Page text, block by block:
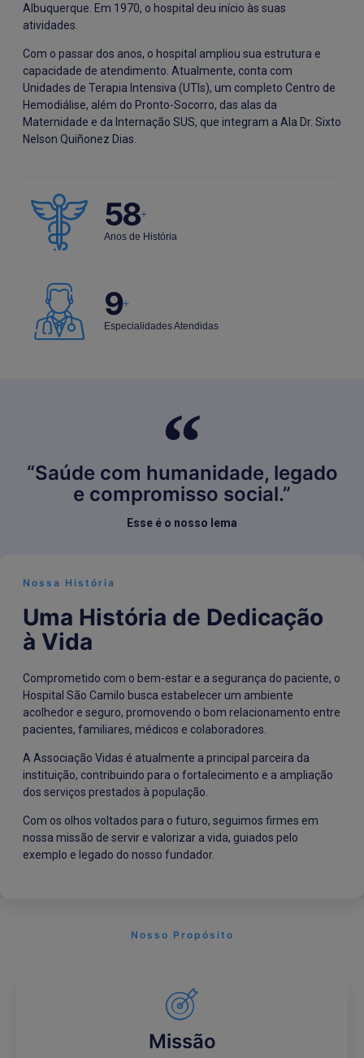
Albuquerque. Em 1970, o hospital deu início às suas
atividades.
Com o passar dos anos, o hospital ampliou sua estrutura e
capacidade de atendimento. Atualmente, conta com
Unidades de Terapia Intensiva (UTIs), um completo Centro de
Hemodiálise, além do Pronto-Socorro, das alas da
Maternidade e da Internação SUS, que integram a Ala Dr. Sixto
Nelson Quiñonez Dias.
58+
Anos de História
10
Especialidades Atendidas
Nossa História
Uma História de Dedicação
à Vida
Comprometido com o bem-estar e a segurança do paciente, o
Hospital São Camilo busca estabelecer um ambiente
acolhedor e seguro, promovendo o bom relacionamento entre
pacientes, familiares, médicos e colaboradores.
A Associação Vidas é atualmente a principal parceira da
instituição, contribuindo para o fortalecimento e a ampliação
dos serviços prestados à população.
Com os olhos voltados para o futuro, seguimos firmes em
nossa missão de servir e valorizar a vida, guiados pelo
exemplo e legado do nosso fundador.
“Saúde com humanidade, legado
e compromisso social.”
Esse é o nosso lema
Nosso Propósito
Missão